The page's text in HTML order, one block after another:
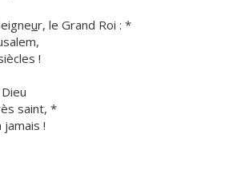
ur, le Grand Roi : *
!
saint, *
!